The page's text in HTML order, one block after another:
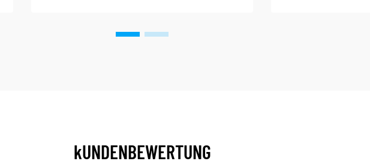
kUNDENBEWERTUNG